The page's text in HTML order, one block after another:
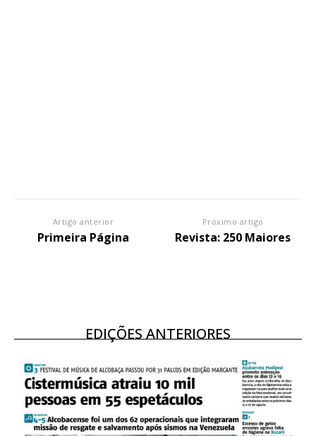
Artigo anterior
Primeira Página
Próximo artigo
Revista: 250 Maiores
EDIÇÕES ANTERIORES